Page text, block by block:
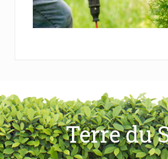
En savoir plus
Terre du